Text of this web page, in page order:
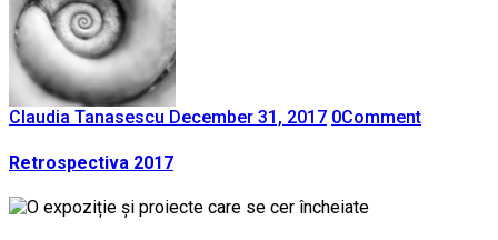
Claudia Tanasescu December 31, 2017 0Comment
Retrospectiva 2017